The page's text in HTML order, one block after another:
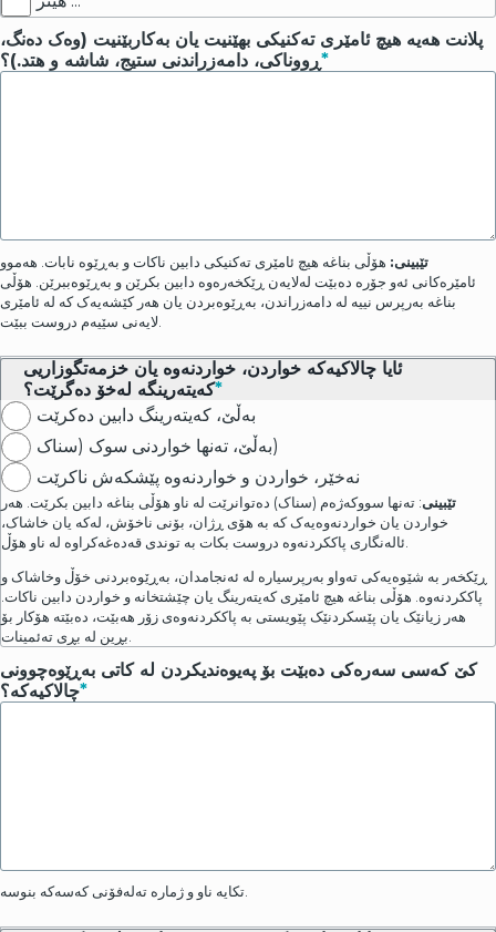
پلانت هەیە هیچ ئامێری تەکنیکی بهێنیت یان بەکاربێنیت (وەک دەنگ،
ڕووناکی، دامەزراندنی ستیج، شاشە و هتد.)؟
تێبینی: هۆڵی بناغە هیچ ئامێری تەکنیکی دابین ناکات و بەڕێوە نابات. هەموو
ئامێرەکانی ئەو جۆرە دەبێت لەلایەن ڕێکخەرەوە دابین بکرێن و بەڕێوەببرێن. هۆڵی
بناغە بەرپرس نییە لە دامەزراندن، بەڕێوەبردن یان هەر کێشەیەک کە لە ئامێری
ئایا چالاکیەکە خواردن، خواردنەوە یان خزمەتگوزاریی
کەیتەرینگە لەخۆ دەگرێت؟
بەڵێ، کەیتەرینگ دابین دەکرێت
بەڵێ، تەنها خواردنی سوک (سناک)
نەخێر، خواردن و خواردنەوە پێشکەش ناکرێت
تێبینی: تەنها سووکەژەم (سناک) دەتوانرێت لە ناو هۆڵی بناغە دابین بکرێت. هەر
خواردن یان خواردنەوەیەک کە بە هۆی ڕژان، بۆنی ناخۆش، لەکە یان خاشاک،
ئالەنگاری پاککردنەوە دروست بکات بە توندی قەدەغەکراوە لە ناو هۆڵ.
ڕێکخەر بە شێوەیەکی تەواو بەرپرسیارە لە ئەنجامدان، بەڕێوەبردنی خۆڵ وخاشاک و
پاککردنەوە. هۆڵی بناغە هیچ ئامێری کەیتەرینگ یان چێشتخانە و خواردن دابین ناکات.
هەر زیانێک یان پێسکردنێک پێویستی بە پاککردنەوەی زۆر هەبێت، دەبێتە هۆکار بۆ
بڕین لە بڕی تەئمینات.
کێ کەسی سەرەکی دەبێت بۆ پەیوەندیکردن لە کاتی بەڕێوەچوونی
چالاکیەکە؟
تکایە ناو و ژمارە تەلەفۆنی کەسەکە بنوسە.